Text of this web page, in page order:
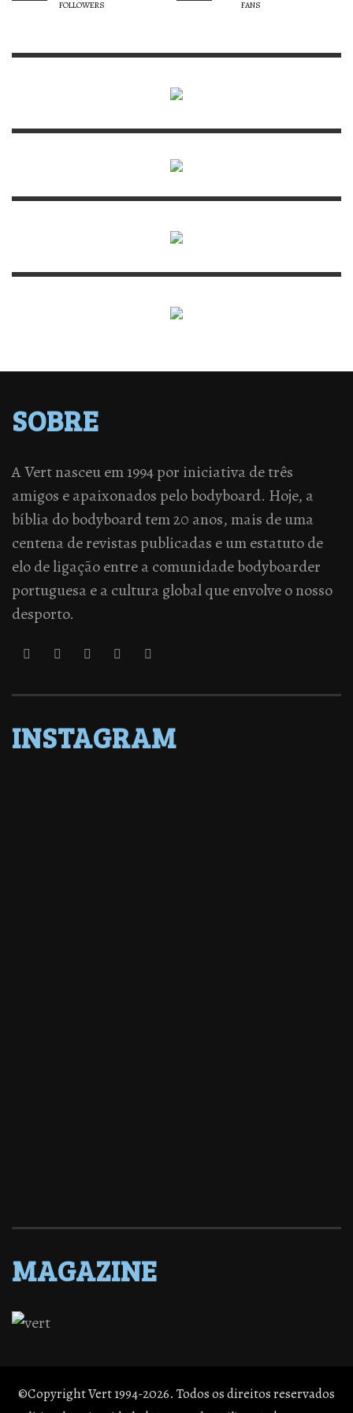
FOLLOWERS FANS
SOBRE
A Vert nasceu em 1994 por iniciativa de três
amigos e apaixonados pelo bodyboard. Hoje, a
bíblia do bodyboard tem 20 anos, mais de uma
centena de revistas publicadas e um estatuto de
elo de ligação entre a comunidade bodyboarder
portuguesa e a cultura global que envolve o nosso
desporto.
INSTAGRAM
MAGAZINE
©Copyright Vert 1994-2026. Todos os direitos reservados